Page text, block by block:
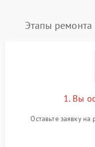
Этапы ремонта
1. Вы
Оставьте заявку